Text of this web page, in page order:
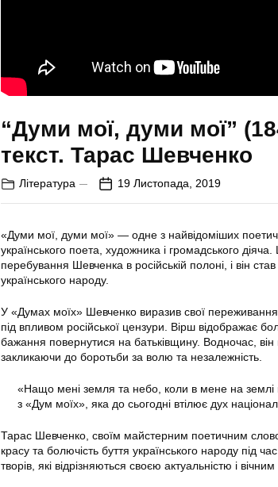
“Думи мої, думи мої”
текст. Тарас Шевченко
Література 19 Листопада, 2019
«Думи мої, думи мої» — одне з найвідоміших
українського поета, художника і громадського
перебування Шевченка в російській полоні, і він
українського народу.
У «Думах моїх» Шевченко виразив свої
під впливом російської цензури. Вірш відображає
бажання повернутися на батьківщину. Водночас, він
закликаючи до боротьби за волю та незалежність.
«Нащо мені земля та небо, коли в мене на
з «Дум моїх», яка до сьогодні втілює дух
Тарас Шевченко, своїм майстерним поетичним
красу та болючість буття українського народу під
творів, які відрізняються своєю актуальністю і